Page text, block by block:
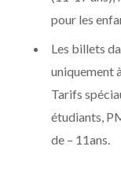
pour les
Les billets
uniquement
Tarifs
étudiants,
de – 11ans.